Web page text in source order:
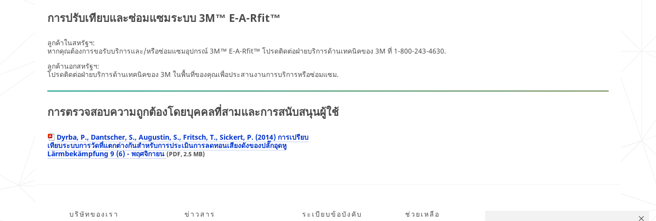
การปรับเทียบและซ่อมแซมระบบ 3M™ E-A-Rfit™
ลูกค้าในสหรัฐฯ:
หากคุณต้องการขอรับบริการและ/หรือซ่อมแซมอุปกรณ์ 3M™ E-A-Rfit™ โปรดติดต่อฝ่ายบริการด้านเทคนิคของ 3M ที่ 1-800-243-4630.
ลูกค้านอกสหรัฐฯ:
โปรดติดต่อฝ่ายบริการด้านเทคนิคของ 3M ในพื้นที่ของคุณเพื่อประสานงานการบริการหรือซ่อมแซม.
การตรวจสอบความถูกต้องโดยบุคคลที่สามและการสนับสนุนผู้ใช้
Dyrba, P., Dantscher, S., Augustin, S., Fritsch, T., Sickert, P. (2014) การเปรียบ
เทียบระบบการวัดที่แตกต่างกันสำหรับการประเมินการลดทอนเสียงดังของปลั๊กอุดหู
Lärmbekämpfung 9 (6) - พฤศจิกายน(PDF, 2.5 MB)
บริษัทของเรา ข่าวสาร ระเบียบข้อบังคับ ช่วยเหลือ